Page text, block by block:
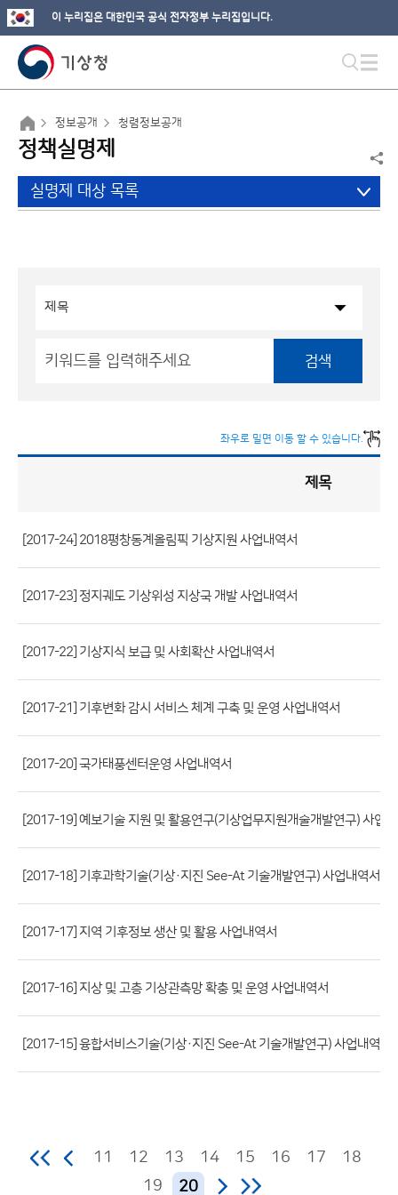
이 누리집은 대한민국 공식 전자정부 누리집입니다.
정보공개 청렴정보공개
정책실명제
실명제 대상 목록
검색
좌우로 밀면 이동 할 수 있습니다.
게
시
판
목
록
(번
호,
등
부
서,
첨
일,
록
일,
조
제목
[2017-24] 2018평창동계올림픽 기상지원 사업내역서
[2017-23] 정지궤도 기상위성 지상국 개발 사업내역서
[2017-22] 기상지식 보급 및 사회확산 사업내역서
[2017-21] 기후변화 감시 서비스 체계 구축 및 운영 사업내역서
[2017-20] 국가태풍센터운영 사업내역서
[2017-19] 예보기술 지원 및 활용연구(기상업무지원개술개발연구) 사업
[2017-18] 기후과학기술(기상·지진 See-At 기술개발연구) 사업내역서
[2017-17] 지역 기후정보 생산 및 활용 사업내역서
[2017-16] 지상 및 고층 기상관측망 확충 및 운영 사업내역서
[2017-15] 융합서비스기술(기상·지진 See-At 기술개발연구) 사업내역서
11 12 13 14 15 16 17
18
19
20